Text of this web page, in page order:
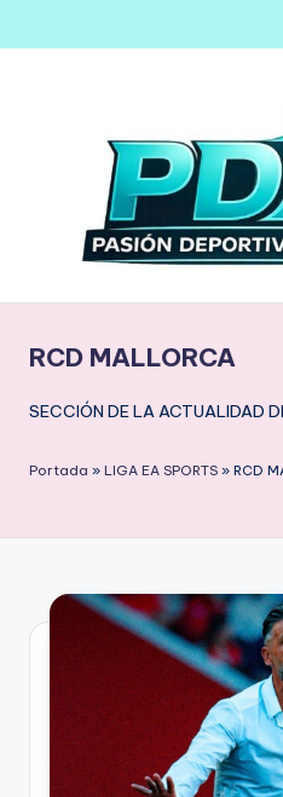
Saltar
RCD MALLORCA
SECCIÓN DE LA ACTUALIDAD
Portada » LIGA EA SPORTS » RCD